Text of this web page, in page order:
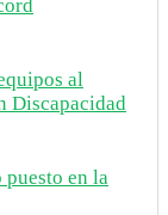
al
Discapacidad
en la